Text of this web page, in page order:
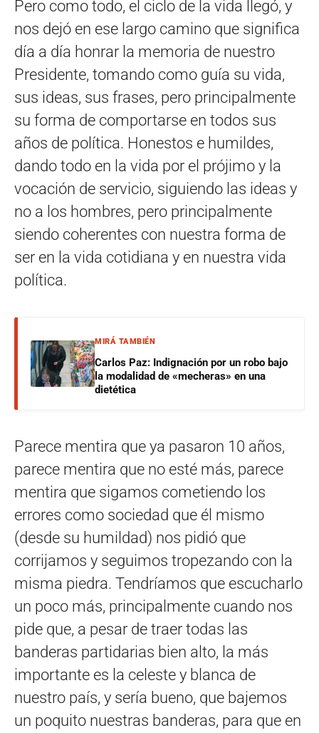
Pero como todo, el ciclo de la vida llegó, y
nos dejó en ese largo camino que significa
día a día honrar la memoria de nuestro
Presidente, tomando como guía su vida,
sus ideas, sus frases, pero principalmente
su forma de comportarse en todos sus
años de política. Honestos e humildes,
dando todo en la vida por el prójimo y la
vocación de servicio, siguiendo las ideas y
no a los hombres, pero principalmente
siendo coherentes con nuestra forma de
ser en la vida cotidiana y en nuestra vida
política.
MIRÁ TAMBIÉN
Carlos Paz: Indignación por un robo bajo
la modalidad de «mecheras» en una
dietética
Parece mentira que ya pasaron 10 años,
parece mentira que no esté más, parece
mentira que sigamos cometiendo los
errores como sociedad que él mismo
(desde su humildad) nos pidió que
corrijamos y seguimos tropezando con la
misma piedra. Tendríamos que escucharlo
un poco más, principalmente cuando nos
pide que, a pesar de traer todas las
banderas partidarias bien alto, la más
importante es la celeste y blanca de
nuestro país, y sería bueno, que bajemos
un poquito nuestras banderas, para que en